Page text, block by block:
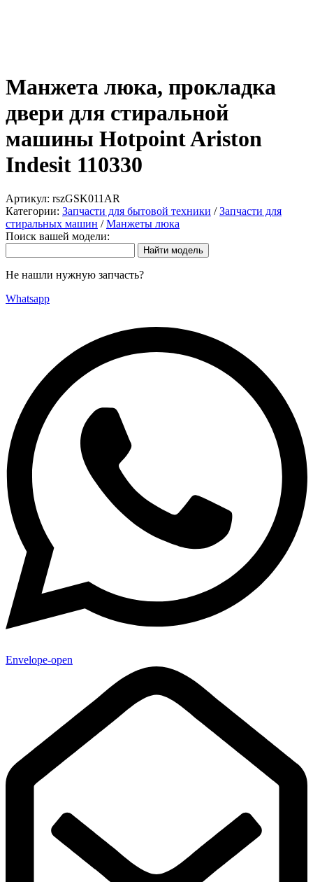
Манжета люка, прокладка
двери для стиральной
машины Hotpoint Ariston
Indesit 110330
Артикул: rszGSK011AR
Категории: Запчасти для бытовой техники /Запчасти для
стиральных машин /Манжеты люка
Поиск вашей модели:
Не нашли нужную запчасть?
Whatsapp
Envelope-open